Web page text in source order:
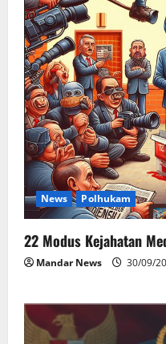
News Polhukam
22 Modus Kejahatan
Mandar News 30/09/